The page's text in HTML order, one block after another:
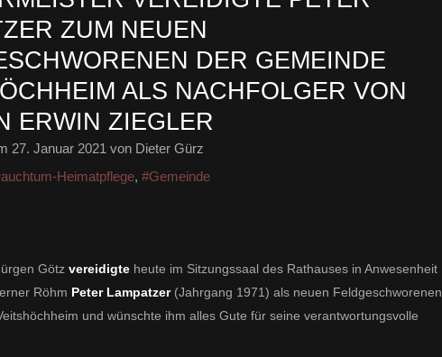
ZUM NEUEN
DER GEMEINDE
ALS NACHFOLGER VON
ERWIN ZIEGLER
27. Januar 2021 von Dieter Gürz
Heimatpflege, #Gemeinde
Götz vereidigte heute im Sitzungssaal des Rathauses in Anwesenheit
Röhm Peter Lampatzer(Jahrgang 1971) als neuen Feldgeschworenen
und wünschte ihm alles Gute für seine verantwortungsvolle